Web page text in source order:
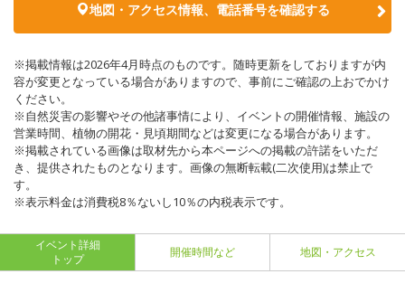
地図・アクセス情報、電話番号を確認する
※掲載情報は2026年4月時点のものです。随時更新をしておりますが内
容が変更となっている場合がありますので、事前にご確認の上おでかけ
ください。
※自然災害の影響やその他諸事情により、イベントの開催情報、施設の
営業時間、植物の開花・見頃期間などは変更になる場合があります。
※掲載されている画像は取材先から本ページへの掲載の許諾をいただ
き、提供されたものとなります。画像の無断転載(二次使用)は禁止で
す。
※表示料金は消費税8％ないし10％の内税表示です。
イベント詳細
トップ
開催時間など 地図・アクセス